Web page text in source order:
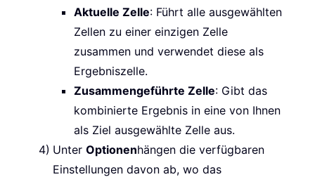
Aktuelle Zelle: Führt alle ausgewählten
Zellen zu einer einzigen Zelle
zusammen und verwendet diese als
Ergebniszelle.
Zusammengeführte Zelle: Gibt das
kombinierte Ergebnis in eine von Ihnen
als Ziel ausgewählte Zelle aus.
Unter Optionenhängen die verfügbaren
Einstellungen davon ab, wo das